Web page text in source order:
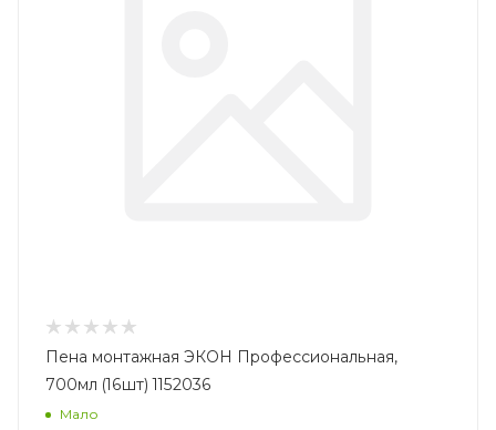
Пена монтажная ЭКОН Профессиональная,
700мл (16шт) 1152036
Мало